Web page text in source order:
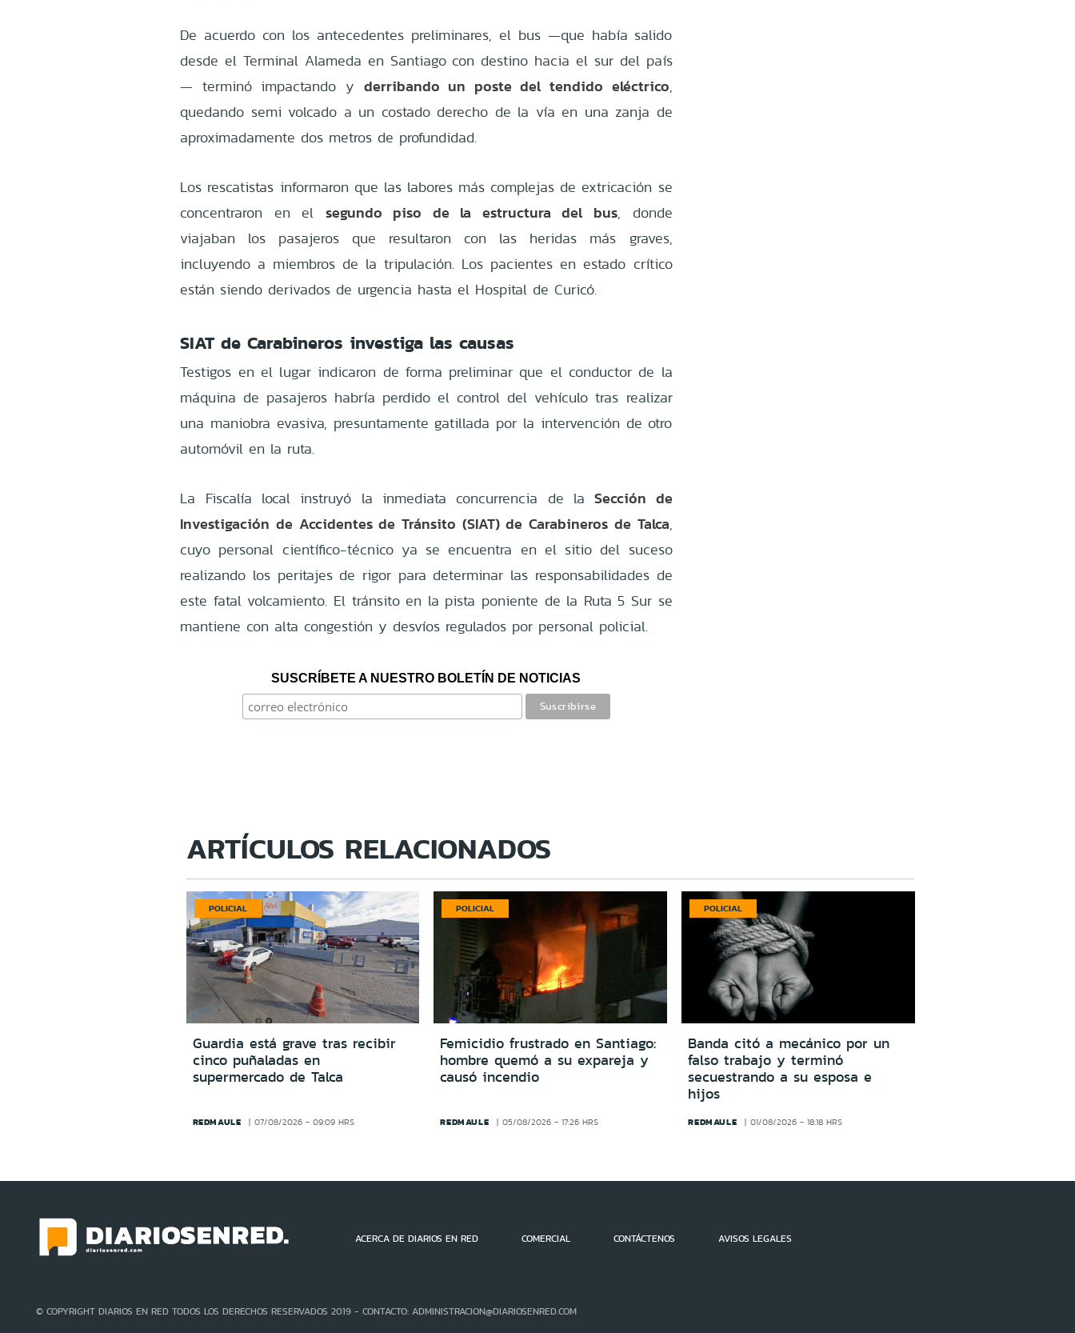
De acuerdo con los antecedentes preliminares, el bus —que había salido
desde el Terminal Alameda en Santiago con destino hacia el sur del país
— terminó impactando y derribando un poste del tendido eléctrico,
quedando semi volcado a un costado derecho de la vía en una zanja de
aproximadamente dos metros de profundidad.
Los rescatistas informaron que las labores más complejas de extricación se
concentraron en el segundo piso de la estructura del bus, donde
viajaban los pasajeros que resultaron con las heridas más graves,
incluyendo a miembros de la tripulación. Los pacientes en estado crítico
están siendo derivados de urgencia hasta el Hospital de Curicó.
SIAT de Carabineros investiga las causas
Testigos en el lugar indicaron de forma preliminar que el conductor de la
máquina de pasajeros habría perdido el control del vehículo tras realizar
una maniobra evasiva, presuntamente gatillada por la intervención de otro
automóvil en la ruta.
La Fiscalía local instruyó la inmediata concurrencia de laSección de
Investigación de Accidentes de Tránsito (SIAT) de Carabineros de Talca,
cuyo personal científico-técnico ya se encuentra en el sitio del suceso
realizando los peritajes de rigor para determinar las responsabilidades de
este fatal volcamiento. El tránsito en la pista poniente de la Ruta 5 Sur se
mantiene con alta congestión y desvíos regulados por personal policial.
SUSCRÍBETE A NUESTRO BOLETÍN DE NOTICIAS
ARTÍCULOS RELACIONADOS
POLICIAL
Guardia está grave tras recibir
cinco puñaladas en
supermercado de Talca
REDMAULE 07/08/2026 - 09:09 HRS
POLICIAL
Femicidio frustrado en Santiago:
hombre quemó a su expareja y
causó incendio
REDMAULE 05/08/2026 - 17:26 HRS
POLICIAL
Banda citó a mecánico por un
falso trabajo y terminó
secuestrando a su esposa e
hijos
REDMAULE 01/08/2026 - 18:18 HRS
ACERCA DE DIARIOS EN RED COMERCIAL CONTÁCTENOS AVISOS LEGALES
© COPYRIGHT DIARIOS EN RED TODOS LOS DERECHOS RESERVADOS 2019 - CONTACTO: ADMINISTRACION@DIARIOSENRED.COM